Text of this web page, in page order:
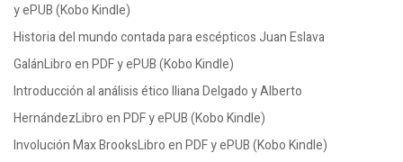
y ePUB (Kobo Kindle)
Historia del mundo contada para escépticos Juan Eslava
GalánLibro en PDF y ePUB (Kobo Kindle)
Introducción al análisis ético Iliana Delgado y Alberto
HernándezLibro en PDF y ePUB (Kobo Kindle)
Involución Max BrooksLibro en PDF y ePUB (Kobo Kindle)